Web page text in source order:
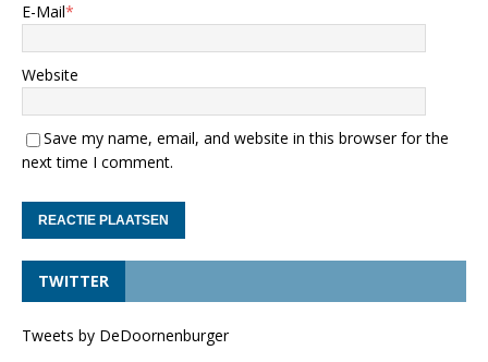
E-Mail*
Website
Save my name, email, and website in this browser for the
next time I comment.
TWITTER
Tweets by DeDoornenburger